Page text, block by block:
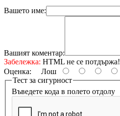
Вашето име:
Вашият коментар:
Забележка: HTML не се потдържа!
Оценка: Лош
Тест за сигурност
Въведете кода в полето отдолу